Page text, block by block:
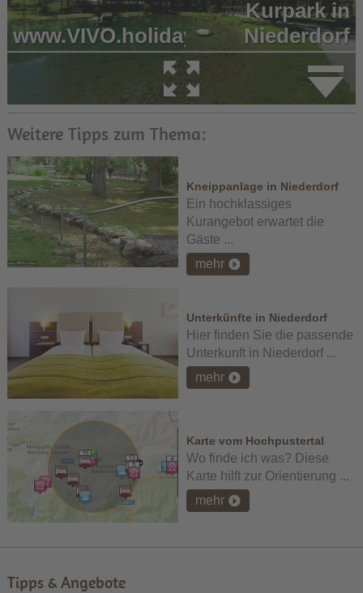
Weitere Tipps zum Thema:
Kneippanlage in Niederdorf
Ein hochklassiges
Kurangebot erwartet die
Gäste ...
mehr
Unterkünfte in Niederdorf
Hier finden Sie die passende
Unterkunft in Niederdorf ...
mehr
Karte vom Hochpustertal
Wo finde ich was? Diese
Karte hilft zur Orientierung ...
mehr
Tipps & Angebote